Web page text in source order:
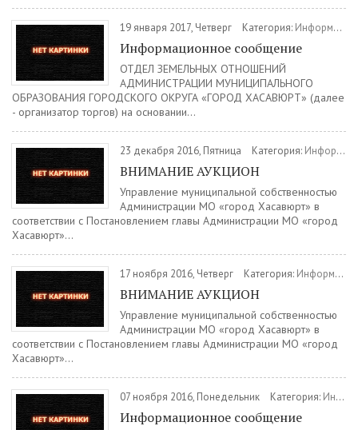
19 января 2017, Четверг Категория: Информация
Информационное сообщение
ОТДЕЛ ЗЕМЕЛЬНЫХ ОТНОШЕНИЙ
АДМИНИСТРАЦИИ МУНИЦИПАЛЬНОГО
ОБРАЗОВАНИЯ ГОРОДСКОГО ОКРУГА «ГОРОД ХАСАВЮРТ» (далее
- организатор торгов) на основании...
23 декабря 2016, Пятница Категория: Информация
ВНИМАНИЕ АУКЦИОН
Управление муниципальной собственностью
Администрации МО «город Хасавюрт» в
соответствии с Постановлением главы Администрации МО «город
Хасавюрт»...
17 ноября 2016, Четверг Категория: Информация
ВНИМАНИЕ АУКЦИОН
Управление муниципальной собственностью
Администрации МО «город Хасавюрт» в
соответствии с Постановлением главы Администрации МО «город
Хасавюрт»...
07 ноября 2016, Понедельник Категория: Информация
Информационное сообщение